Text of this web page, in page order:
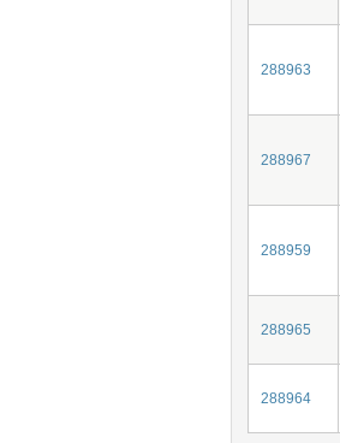
288963
288967
288959
288965
288964